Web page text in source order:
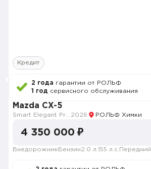
Кредит
2 года гарантии от РОЛЬФ
1 год сервисного обслуживания
Mazda CX-5
2026 РОЛЬФ Химки
4 350 000 ₽
Внедорожник Бензин2.0 л. 155 л.с. Передний